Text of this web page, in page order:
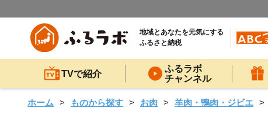
地域とあなたを元気にする
ふるさと納税
TVで紹介
ふるラボ
チャンネル
ホーム ものから探す お肉 羊肉・鴨肉・ジビエ